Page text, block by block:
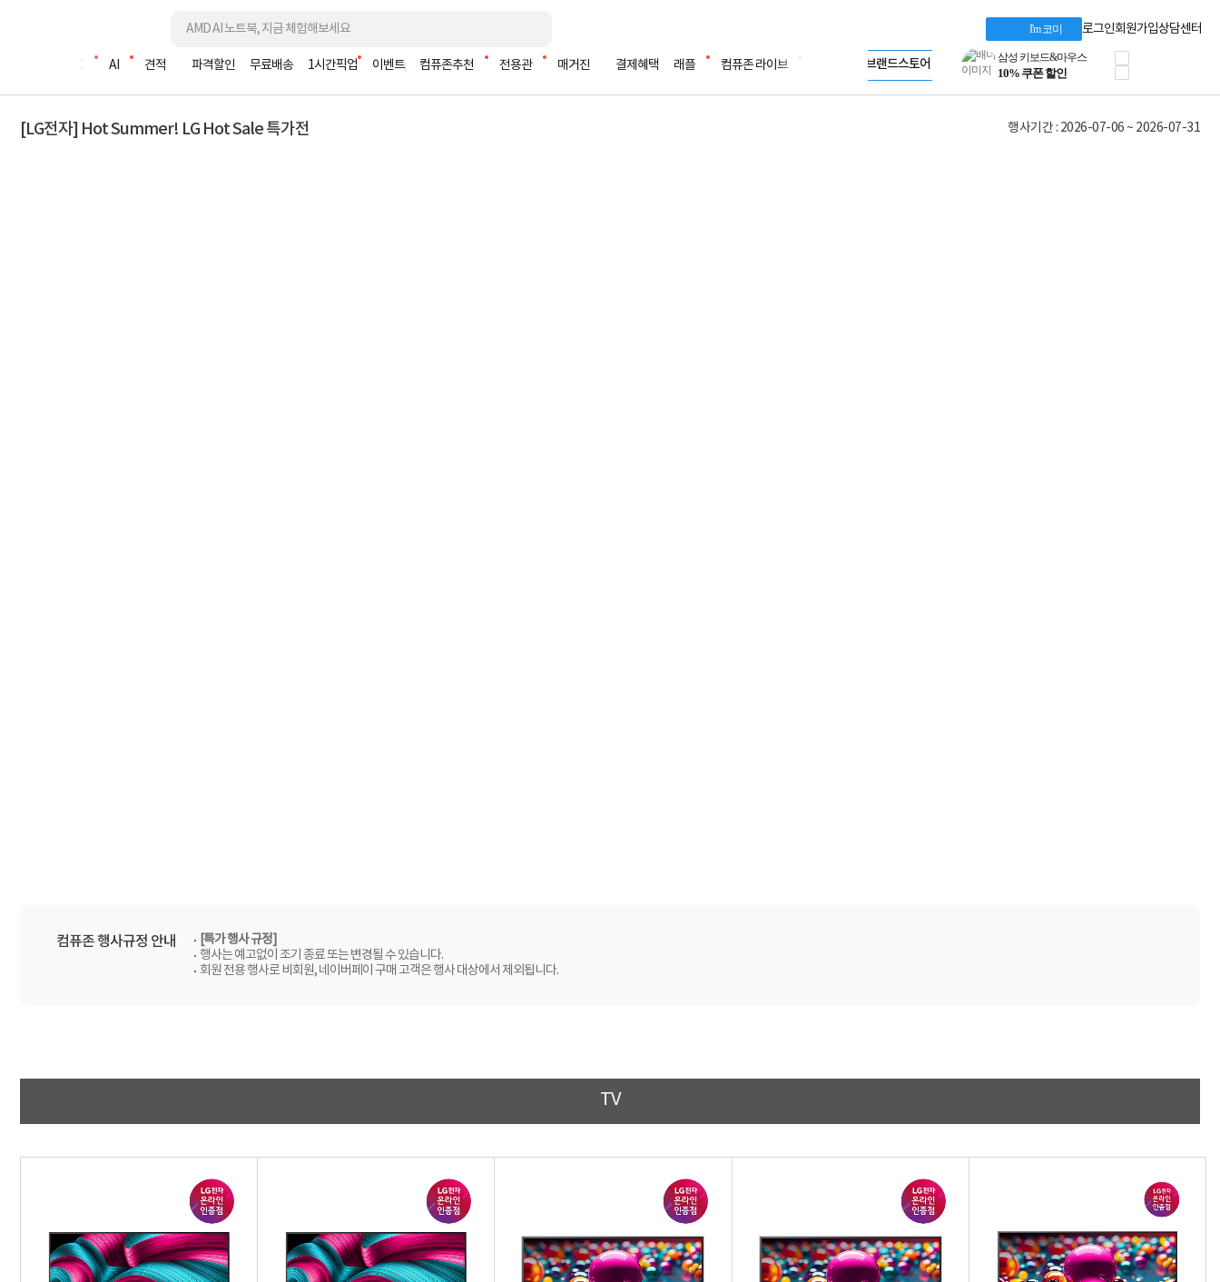
I'm 코미 로그인회원가입상담센터
조립PC AI 견적 파격할인 무료배송 1시간픽업 이벤트 컴퓨존추천 전용관 매거진 결제혜택 래플 컴퓨존 라이브
LG gram & 브랜드스토어
Microsoft 브랜드스토어
AMD 브랜드스토어
Dell 구매 찬스
프로 에센셜
타협 없는 게이밍
HP OMEN
로지텍
삼성 키보드&마우스
[LG전자] Hot Summer! LG Hot Sale 특가전 행사기간 : 2026-07-06 ~ 2026-07-31
컴퓨존 행사규정 안내
[특가 행사 규정]
행사는 예고없이 조기 종료 또는 변경될 수 있습니다.
회원 전용 행사로 비회원, 네이버페이 구매 고객은 행사 대상에서 제외됩니다.
TV